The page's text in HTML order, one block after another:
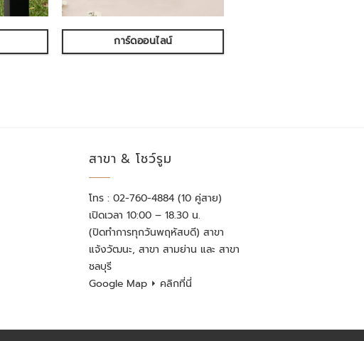
การ์ดออนไลน์
สาขา & โชว์รูม
โทร : 02-760-4884 (10 คู่สาย)
เปิดเวลา 10:00 – 18.30 น.
(ปิดทำการทุกวันพฤหัสบดี) สาขา
แจ้งวัฒนะ, สาขา สามย่าน และ สาขา
ชลบุรี
Google Map ⏵ คลิกที่นี่